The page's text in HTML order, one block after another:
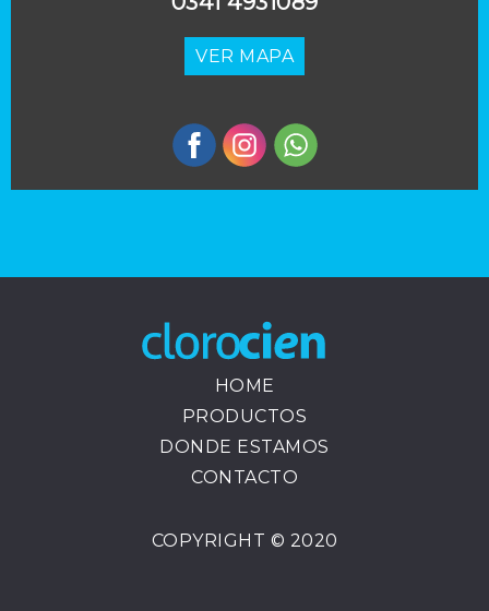
VER MAPA
HOME
PRODUCTOS
DONDE ESTAMOS
CONTACTO
COPYRIGHT © 2020